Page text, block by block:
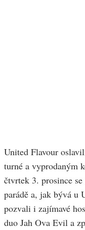
United Flavour
turné a vyprodaným
čtvrtek 3. prosince
parádě a, jak bývá u
pozvali i zajímavé
duo Jah Ova Evil a